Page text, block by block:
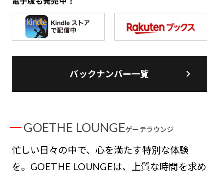
バックナンバー一覧
GOETHE LOUNGEゲーテラウンジ
忙しい日々の中で、心を満たす特別な体験
を。GOETHE LOUNGEは、上質な時間を求め